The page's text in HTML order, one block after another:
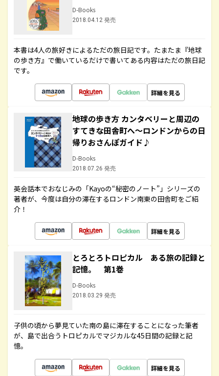
D-Books
2018.04.12 発売
本書は4人の旅好きによるただの旅日記です。たまたま『地球
の歩き方』で働いているだけで書いてある内容はただの旅日記
です。
詳細を見る
地球の歩き方 カンタベリーと周辺の
すてきな田舎町へ～ロンドンからの日
帰りおさんぽガイド♪
D-Books
2018.07.26 発売
英会話本でおなじみの「Kayoの“秘密のノート”」シリーズの
著者が、今度は自分の滞在するロンドン南東の田舎町をご紹
介！
詳細を見る
とろとろトロピカル ある旅の記録と
記憶。 第1巻
D-Books
2018.03.29 発売
子供の頃から夢見ていた南の島に滞在することになった筆者
が、島で出合うトロピカルでマジカルな45日間の記録と記
憶。
詳細を見る